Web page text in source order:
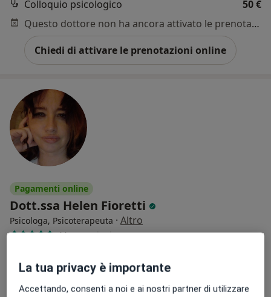
Colloquio psicologico
50 €
Questo dottore non ha ancora attivato le prenotazioni online presso questo indirizzo.
Chiedi di attivare le prenotazioni online
Pagamenti online
Dott.ssa Helen Fioretti
Psicologa, Psicoterapeuta · Altro
44 recensioni
Studio Ponte Lungo
Psicoterapia
da 62 €
La tua privacy è importante
Accettando, consenti a noi e ai nostri partner di utilizzare